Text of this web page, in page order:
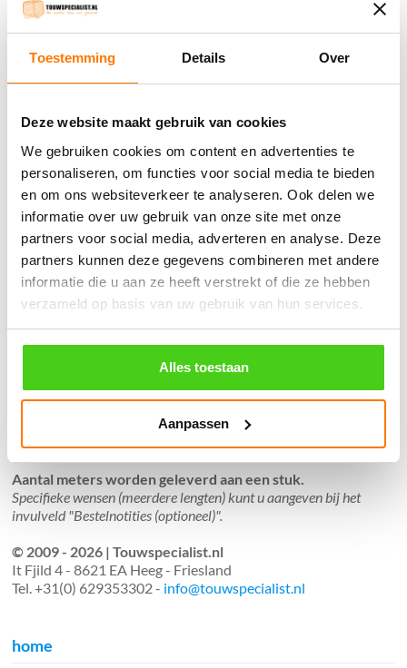
Toestemming Details Over
Deze website maakt gebruik van cookies
We gebruiken cookies om content en advertenties te
personaliseren, om functies voor social media te bieden
en om ons websiteverkeer te analyseren. Ook delen we
informatie over uw gebruik van onze site met onze
partners voor social media, adverteren en analyse. Deze
partners kunnen deze gegevens combineren met andere
informatie die u aan ze heeft verstrekt of die ze hebben
verzameld op basis van uw gebruik van hun services.
Alles toestaan
Aanpassen
208.95incl. BTW
Bestel nu Binnenkort leverbaar
Winkelwagen
Geen producten in de winkelwagen.
֍ Groot aanbod & scherpe prijzen!
֍ Deskundig advies en gratis proefstukjes.
֍ Verzending in Nederland, België en Duitsland.
Verzendkosten €5,45, boven €70,- gratis verstuurd
(* gewicht onder 32kg). Binnen 24 uur verstuurd.
Aantal meters worden geleverd aan een stuk.
Specifieke wensen (meerdere lengten) kunt u aangeven bij het
invulveld "Bestelnotities (optioneel)".
© 2009 - 2026 | Touwspecialist.nl
It Fjild 4 - 8621 EA Heeg - Friesland
Tel. +31(0) 629353302 - info@touwspecialist.nl
home